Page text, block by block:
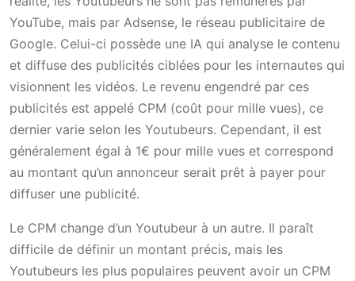
YouTube, mais par Adsense, le réseau publicitaire de
Google. Celui-ci possède une IA qui analyse le contenu
et diffuse des publicités ciblées pour les internautes qui
visionnent les vidéos. Le revenu engendré par ces
publicités est appelé CPM (coût pour mille vues), ce
dernier varie selon les Youtubeurs. Cependant, il est
généralement égal à 1€ pour mille vues et correspond
au montant qu’un annonceur serait prêt à payer pour
diffuser une publicité.
Le CPM change d’un Youtubeur à un autre. Il paraît
difficile de définir un montant précis, mais les
Youtubeurs les plus populaires peuvent avoir un CPM